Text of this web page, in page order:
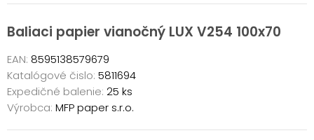
Baliaci papier vianočný LUX V254 100x70
EAN: 8595138579679
Katalógové čislo: 5811694
Expedičné balenie: 25 ks
Výrobca: MFP paper s.r.o.